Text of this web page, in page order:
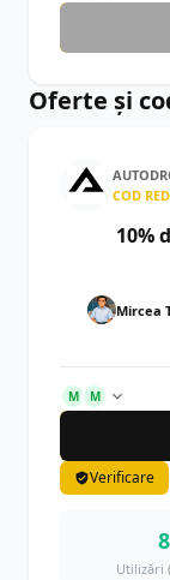
Oferte și
COD
10%
Mircea
M M
Verificare
8
Utilizări